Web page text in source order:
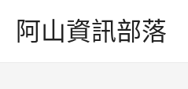
阿山資訊部落